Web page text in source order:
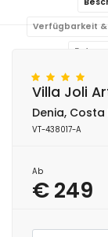
Verfügbarkeit &
Fotos
Villa Joli
Denia,
VT-438017-A
Ab
€ 249